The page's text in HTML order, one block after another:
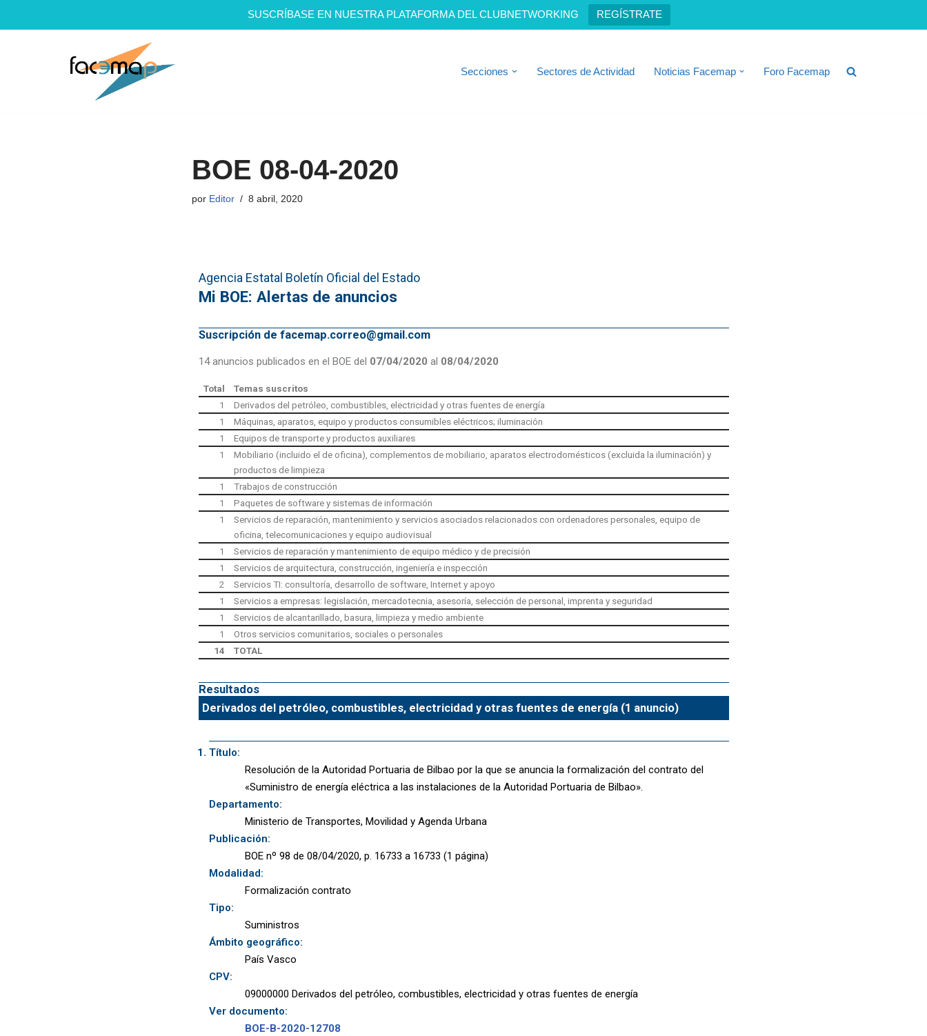
SUSCRÍBASE EN NUESTRA PLATAFORMA DEL CLUBNETWORKING REGÍSTRATE
Secciones Sectores de Actividad Noticias Facemap Foro Facemap
BOE 08-04-2020
por Editor 8 abril, 2020
Agencia Estatal Boletín Oficial del Estado
Mi BOE: Alertas de anuncios
Suscripción de facemap.correo@gmail.com
14 anuncios publicados en el BOE del 07/04/2020 al 08/04/2020
Total
Temas suscritos
1
Derivados del petróleo, combustibles, electricidad y otras fuentes de energía
1
Máquinas, aparatos, equipo y productos consumibles eléctricos; iluminación
1
Equipos de transporte y productos auxiliares
1
Mobiliario (incluido el de oficina), complementos de mobiliario, aparatos electrodomésticos (excluida la iluminación) y
productos de limpieza
1
Trabajos de construcción
1
Paquetes de software y sistemas de información
1
Servicios de reparación, mantenimiento y servicios asociados relacionados con ordenadores personales, equipo de
oficina, telecomunicaciones y equipo audiovisual
1
Servicios de reparación y mantenimiento de equipo médico y de precisión
1
Servicios de arquitectura, construcción, ingeniería e inspección
2
Servicios TI: consultoría, desarrollo de software, Internet y apoyo
1
Servicios a empresas: legislación, mercadotecnia, asesoría, selección de personal, imprenta y seguridad
1
Servicios de alcantarillado, basura, limpieza y medio ambiente
1
Otros servicios comunitarios, sociales o personales
14
TOTAL
Resultados
Derivados del petróleo, combustibles, electricidad y otras fuentes de energía (1 anuncio)
Título:
Resolución de la Autoridad Portuaria de Bilbao por la que se anuncia la formalización del contrato del
«Suministro de energía eléctrica a las instalaciones de la Autoridad Portuaria de Bilbao».
Departamento:
Ministerio de Transportes, Movilidad y Agenda Urbana
Publicación:
BOE nº 98 de 08/04/2020, p. 16733 a 16733 (1 página)
Modalidad:
Formalización contrato
Tipo:
Suministros
Ámbito geográfico:
País Vasco
CPV:
09000000 Derivados del petróleo, combustibles, electricidad y otras fuentes de energía
Ver documento:
BOE-B-2020-12708